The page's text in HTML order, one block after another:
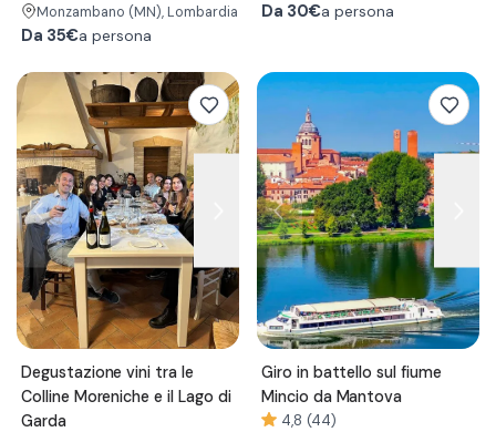
Monzambano (MN), Lombardia
Da 35€a persona
Da 30€a persona
Degustazione vini tra le
Colline Moreniche e il Lago di
Garda
Giro in battello sul fiume
Mincio da Mantova
4,8 (44)